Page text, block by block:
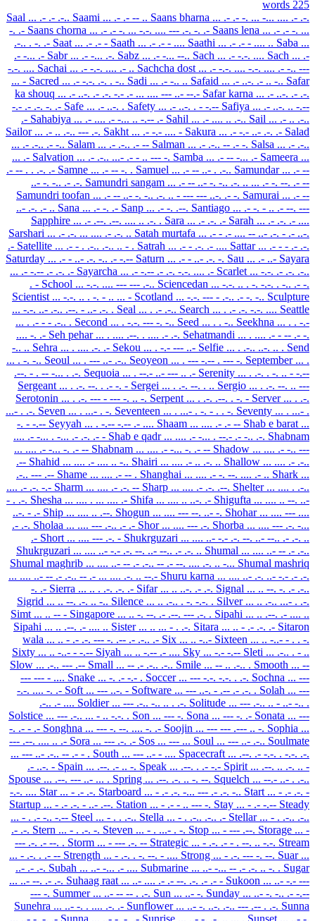
225 words
Saal ... .- .- .-.. Saami ... .- .- -- .. Saans bharna ... .- .- -. ... -... .... .- .-.
-. .- Saans chorna ... .- .- -. ... -.-. .... --- .-. -. .- Saans lena ... .- .- -. ...
.-.. . -. .- Saat ... .- .- - Saath ... .- .- - .... Saathi ... .- .- - .... .. Saba ...
.- -... .- Sabr ... .- -... .-. Sabz ... .- -... --.. Sach ... .- -.-. .... Sach ... .-
-.-. .... Sachai ... .- -.-. .... .- .. Sachcha dost ... .- -.-. .... -.-. .... .- -.. ---
... - Sacred ... .- -.-. .-. . -.. Sadi ... .- -.. .. Safaid ... .- ..-. .- .. -.. Safar
ka shouq ... .- ..-. .- .-. -.- .- ... .... --- ..- --.- Safar karna ... .- ..-. .- .-.
-.- .- .-. -. .- Safe ... .- ..-. . Safety ... .- ..-. . - -.-- Safiya ... .- ..-. .. -.--
.- Sahabiya ... .- .... .- -... .. -.-- .- Sahil ... .- .... .. .-.. Sail ... .- .. .-..
Sailor ... .- .. .-.. --- .-. Sakht ... .- -.- .... - Sakura ... .- -.- ..- .-. .- Salad
... .- .-.. .- -.. Salam ... .- .-.. .- -- Salman ... .- .-.. -- .- -. Salsa ... .- .-..
... .- Salvation ... .- .-.. ...- .- - .. --- -. Samba ... .- -- -... .- Sameera ...
.- -- . . .-. .- Samne ... .- -- -. . Samuel ... .- -- ..- . .-.. Samundar ... .- --
..- -. -.. .- .-. Samundri sangam ... .- -- ..- -. -.. .-. .. ... .- -. --. .- --
Samundri toofan ... .- -- ..- -. -.. .-. .. - --- --- ..-. .- -. Samurai ... .- --
..- .-. .- .. Sana ... .- -. .- Sanp ... .- -. .--. Santiago ... .- -. - .. .- --. ---
Sapphire ... .- .--. .--. .... .. .-. . Sara ... .- .-. .- Sarah ... .- .-. .- ....
Sarshari ... .- .-. ... .... .- .-. .. Satah murtafa ... .- - .- .... -- ..- .-. - .- ..-.
.- Satellite ... .- - . .-.. .-.. .. - . Satrah ... .- - .-. .- .... Sattar ... .- - - .- .-.
Saturday ... .- - ..- .-. -.. .- -.-- Saturn ... .- - ..- .-. -. Sau ... .- ..- Sayara
... .- -.-- .- .-. .- Sayarcha ... .- -.-- .- .-. -.-. .... .- Scarlet ... -.-. .- .-. .-..
. - School ... -.-. .... --- --- .-.. Sciencedan ... -.-. .. . -. -.-. . -.. .- -.
Scientist ... -.-. .. . -. - .. ... - Scotland ... -.-. --- - .-.. .- -. -.. Sculpture
... -.-. ..- .-.. .--. - ..- .-. . Seal ... . .- .-.. Search ... . .- .-. -.-. .... Seattle
... . .- - - .-.. . Second ... . -.-. --- -. -.. Seed ... . . -.. Seekhna ... . . -.-
.... -. .- Seh pehar ... . .... .--. . .... .- .-. Sehatmandi ... . .... .- - -- .- -.
-.. .. Sehra ... . .... .-. .- Sekou ... . -.- --- ..- Selfie ... . .-.. ..-. .. . Send
... . -. -.. Seoul ... . --- ..- .-.. Seoyeon ... . --- -.-- . --- -. September ... .
.--. - . -- -... . .-. Sequoia ... . --.- ..- --- .. .- Serenity ... . .-. . -. .. - -.--
Sergeant ... . .-. --. . .- -. - Sergei ... . .-. --. . .. Sergio ... . .-. --. .. ---
Serotonin ... . .-. --- - --- -. .. -. Serpent ... . .-. .--. . -. - Server ... . .-.
...- . .-. Seven ... . ...- . -. Seventeen ... . ...- . -. - . . -. Seventy ... . ...- .
-. - -.-- Seyyah ... . -.-- -.-- .- .... Shaam ... .... .- .- -- Shab e barat ...
.... .- -... . -... .- .-. .- - Shab e qadr ... .... .- -... . --.- .- -.. .-. Shabnam
... .... .- -... -. .- -- Shabnam ... .... .- -... -. .- -- Shadow ... .... .- -.. ---
.-- Shahid ... .... .- .... .. -.. Shairi ... .... .- .. .-. .. Shallow ... .... .- .-..
.-.. --- .-- Shame ... .... .- -- . Shanghai ... .... .- -. --. .... .- .. Shark ...
.... .- .-. -.- Sharm ... .... .- .-. -- Sharp ... .... .- .-. .--. Shelter ... .... . .-..
- . .-. Shesha ... .... . ... .... .- Shifa ... .... .. ..-. .- Shigufta ... .... .. --. ..-
..-. - .- Ship ... .... .. .--. Shogun ... .... --- --. ..- -. Shohar ... .... --- ....
.- .-. Sholaa ... .... --- .-.. .- .- Shor ... .... --- .-. Shorba ... .... --- .-. -...
.- Short ... .... --- .-. - Shukrguzari ... .... ..- -.- .-. --. ..- --.. .- .-. ..
Shukrguzari ... .... ..- -.- .-. --. ..- --.. .- .-. .. Shumal ... .... ..- -- .- .-..
Shumal maghrib ... .... ..- -- .- .-.. -- .- --. .... .-. .. -... Shumal mashriq
... .... ..- -- .- .-.. -- .- ... .... .-. .. --.- Shuru karna ... .... ..- .-. ..- -.- .- .-.
-. .- Sierra ... .. . .-. .-. .- Sifar ... .. ..-. .- .-. Signal ... .. --. -. .- .-..
Sigrid ... .. --. .-. .. -.. Silence ... .. .-.. . -. -.-. . Silver ... .. .-.. ...- . .-.
Simt ... .. -- - Singapore ... .. -. --. .- .--. --- .-. . Sipahi ... .. .--. .- .... ..
Sipahi ... .. .--. .- .... .. Sister ... .. ... - . .-. Sitara ... .. - .- .-. .- Sitaron
wala ... .. - .- .-. --- -. .-- .- .-.. .- Six ... .. -..- Sixteen ... .. -..- - . . -.
Sixty ... .. -..- - -.-- Siyah ... .. -.-- .- .... Sky ... -.- -.-- Sleti ... .-.. . - ..
Slow ... .-.. --- .-- Small ... -- .- .-.. .-.. Smile ... -- .. .-.. . Smooth ... --
--- --- - .... Snake ... -. .- -.- . Soccer ... --- -.-. -.-. . .-. Sochna ... ---
-.-. .... -. .- Soft ... --- ..-. - Software ... --- ..-. - .-- .- .-. . Solah ... ---
.-.. .- .... Soldier ... --- .-.. -.. .. . .-. Solitude ... --- .-.. .. - ..- -.. .
Solstice ... --- .-.. ... - .. -.-. . Son ... --- -. Sona ... --- -. .- Sonata ... ---
-. .- - .- Songhna ... --- -. --. .... -. .- Soojin ... --- --- .--- .. -. Sophia ...
--- .--. .... .. .- Sora ... --- .-. .- Sos ... --- ... Soul ... --- ..- .-.. Soulmate
... --- ..- .-.. -- .- - . South ... --- ..- - .... Spacecraft ... .--. .- -.-. . -.-. .-.
.- ..-. - Spain ... .--. .- .. -. Speak ... .--. . .- -.- Spirit ... .--. .. .-. .. -
Spouse ... .--. --- ..- ... . Spring ... .--. .-. .. -. --. Squelch ... --.- ..- . .-..
-.-. .... Star ... - .- .-. Starboard ... - .- .-. -... --- .- .-. -.. Start ... - .- .-. -
Startup ... - .- .-. - ..- .--. Station ... - .- - .. --- -. Stay ... - .- -.-- Steady
... - . .- -.. -.-- Steel ... - . . .-.. Stella ... - . .-.. .-.. .- Stellar ... - . .-.. .-..
.- .-. Stern ... - . .-. -. Steven ... - . ...- . -. Stop ... - --- .--. Storage ... -
--- .-. .- --. . Storm ... - --- .-. -- Strategic ... - .-. .- - . --. .. -.-. Stream
... - .-. . .- -- Strength ... - .-. . -. --. - .... Strong ... - .-. --- -. --. Suar ...
..- .- .-. Subah ... ..- -... .- .... Submarine ... ..- -... -- .- .-. .. -. . Sugar
... ..- --. .- .-. Suhaag raat ... ..- .... .- .- --. .-. .- .- - Sukoon ... ..- -.- ---
--- -. Summer ... ..- -- -- . .-. Sun ... ..- -. Sunday ... ..- -. -.. .- -.--
Sunehra ... ..- -. . .... .-. .- Sunflower ... ..- -. ..-. .-.. --- .-- . .-. Sunna
... ..- -. -. .- Sunna ... ..- -. -. .- Sunrise ... ..- -. .-. .. ... . Sunset ... ..- -.